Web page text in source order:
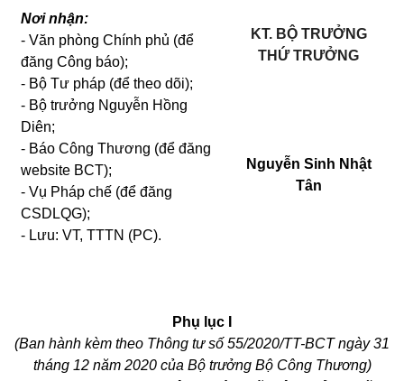
Nơi nhận:
- Văn phòng Chính phủ (để
đăng Công báo);
- Bộ Tư pháp (để theo dõi);
- Bộ trưởng Nguyễn Hồng
Diên;
- Báo Công Thương (để đăng
website BCT);
- Vụ Pháp chế (để đăng
CSDLQG);
- Lưu: VT, TTTN (PC).
KT. BỘ TRƯỞNG
THỨ TRƯỞNG
Nguyễn Sinh Nhật
Tân
Phụ lục I
(Ban hành kèm theo Thông tư số 55/2020/TT-BCT ngày 31
tháng 12 năm 2020 của Bộ trưởng Bộ Công Thương)